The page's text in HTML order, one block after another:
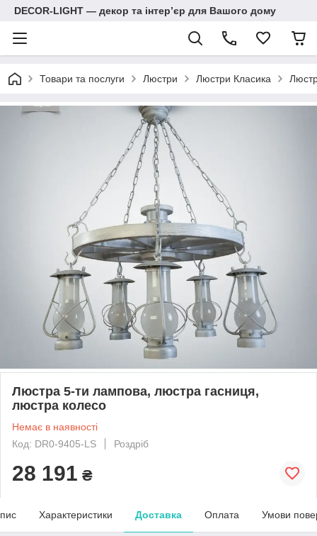
DECOR-LIGHT — декор та інтерʼєр для Вашого дому
Товари та послуги Люстри Люстри Класика
Люстра 5-ти лампова, люстра гасниця,
люстра колесо
Немає в наявності
Код: DR0-9405-LS
Роздріб
28 191 ₴
Характеристики Доставка Оплата Умови